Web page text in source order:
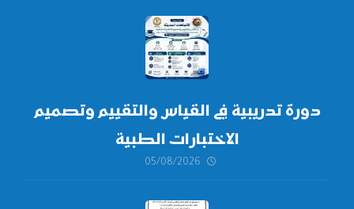
دورة تدريبية في القياس والتقييم وتصميم
الاختبارات الطبية
05/08/2026